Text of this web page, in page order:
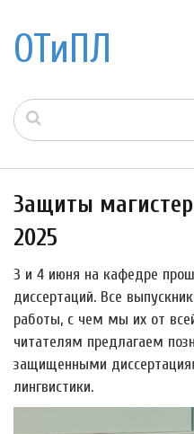
ОТиПЛ
Защиты
2025
3 и 4 июня на кафедре
диссертаций. Все
работы, с чем мы их от
читателям предлагаем
защищенными
лингвистики.